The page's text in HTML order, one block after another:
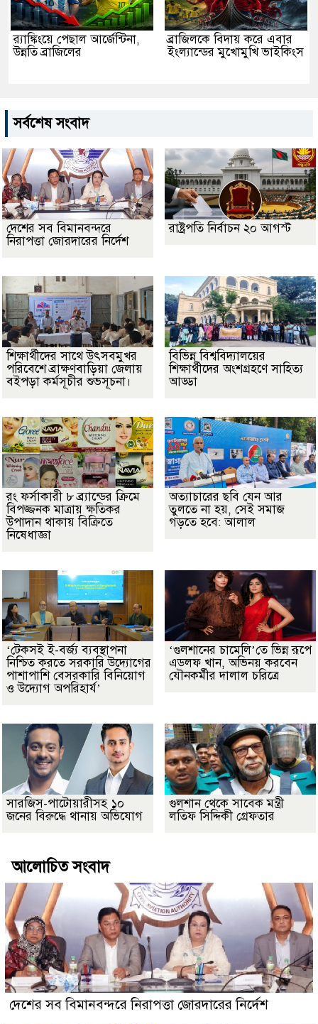
র‌্যাঙ্কিংয়ে পেছাল আর্জেন্টিনা,
উন্নতি ব্রাজিলের
ব্রাজিলকে বিদায় করে এবার
ইংল্যান্ডের মুখোমুখি ভাইকিংস
সর্বশেষ সংবাদ
দেশের সব বিমানবন্দরে
নিরাপত্তা জোরদারের নির্দেশ
রাষ্ট্রপতি নির্বাচন ২০ আগস্ট
শিক্ষার্থীদের সাথে উৎসবমুখর
পরিবেশে ব্রাক্ষণবাড়িয়া জেলায়
বইপড়া কর্মসূচীর শুভসূচনা।
বিভিন্ন বিশ্ববিদ্যালয়ের
শিক্ষার্থীদের অংশগ্রহণে সাহিত্য
আড্ডা
রং ফর্সাকারী ৮ ব্র্যান্ডের ক্রিমে
বিপজ্জনক মাত্রায় ক্ষতিকর
উপাদান থাকায় বিক্রিতে
নিষেধাজ্ঞা
অত্যাচারের ছবি যেন আর
তুলতে না হয়, সেই সমাজ
গড়তে হবে: আলাল
‘টেকসই ই-বর্জ্য ব্যবস্থাপনা
নিশ্চিত করতে সরকারি উদ্যোগের
পাশাপাশি বেসরকারি বিনিয়োগ
ও উদ্যোগ অপরিহার্য’
‘গুলশানের চামেলি’তে ভিন্ন রূপে
এডলফ খান, অভিনয় করবেন
যৌনকর্মীর দালাল চরিত্রে
সারজিস-পাটোয়ারীসহ ১০
জনের বিরুদ্ধে থানায় অভিযোগ
গুলশান থেকে সাবেক মন্ত্রী
লতিফ সিদ্দিকী গ্রেফতার
আলোচিত সংবাদ
দেশের সব বিমানবন্দরে নিরাপত্তা জোরদারের নির্দেশ